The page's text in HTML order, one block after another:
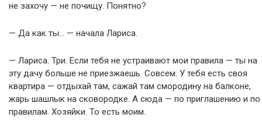
не захочу — не почищу. Понятно?
— Да как ты… — начала Лариса.
— Лариса. Три. Если тебя не устраивают мои правила — ты на
эту дачу больше не приезжаешь. Совсем. У тебя есть своя
квартира — отдыхай там, сажай там смородину на балконе,
жарь шашлык на сковородке. А сюда — по приглашению и по
правилам. Хозяйки. То есть моим.